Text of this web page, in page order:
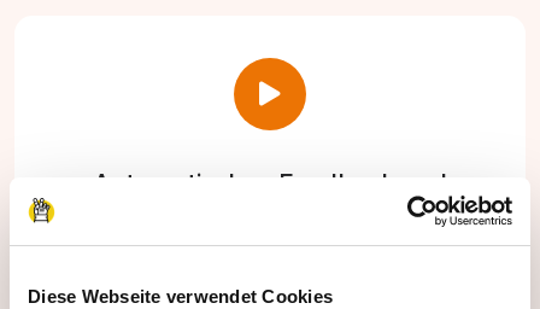
Diese Webseite verwendet Cookies
Automatisches Feedback und
Wir stellen automatisch ein Zertifikat für die